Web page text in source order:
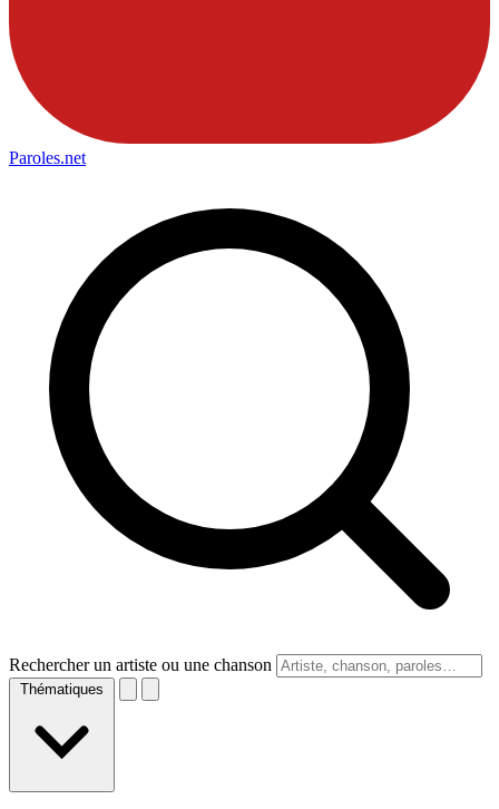
Paroles.net
Rechercher un artiste ou une chanson
Thématiques